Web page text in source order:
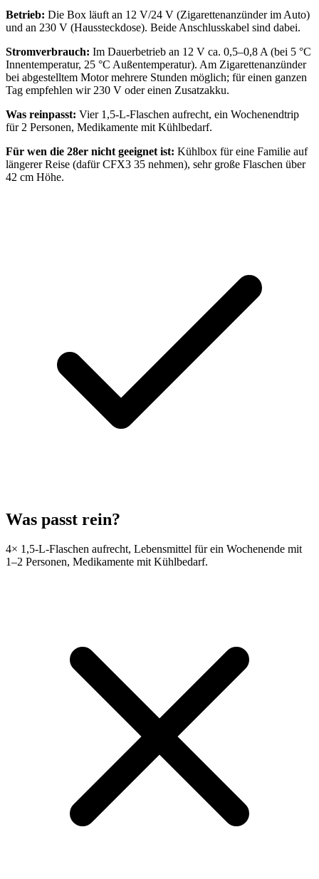
Betrieb: Die Box läuft an 12 V/24 V (Zigarettenanzünder im Auto)
und an 230 V (Haussteckdose). Beide Anschlusskabel sind dabei.
Stromverbrauch: Im Dauerbetrieb an 12 V ca. 0,5–0,8 A (bei 5 °C
Innentemperatur, 25 °C Außentemperatur). Am Zigarettenanzünder
bei abgestelltem Motor mehrere Stunden möglich; für einen ganzen
Tag empfehlen wir 230 V oder einen Zusatzakku.
Was reinpasst: Vier 1,5-L-Flaschen aufrecht, ein Wochenendtrip
für 2 Personen, Medikamente mit Kühlbedarf.
Für wen die 28er nicht geeignet ist: Kühlbox für eine Familie auf
längerer Reise (dafür CFX3 35 nehmen), sehr große Flaschen über
42 cm Höhe.
Was passt rein?
4× 1,5-L-Flaschen aufrecht, Lebensmittel für ein Wochenende mit
1–2 Personen, Medikamente mit Kühlbedarf.